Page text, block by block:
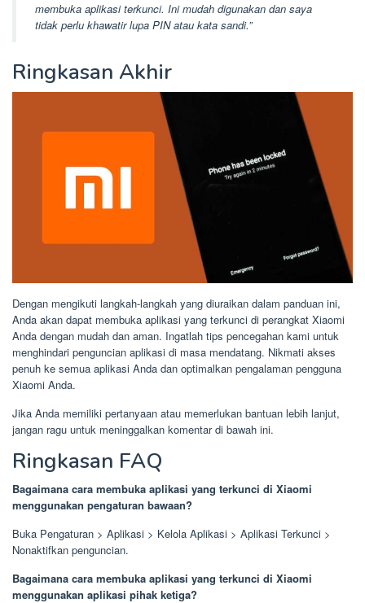
membuka aplikasi terkunci. Ini mudah digunakan dan saya
tidak perlu khawatir lupa PIN atau kata sandi.”
Ringkasan Akhir
Dengan mengikuti langkah-langkah yang diuraikan dalam panduan ini,
Anda akan dapat membuka aplikasi yang terkunci di perangkat Xiaomi
Anda dengan mudah dan aman. Ingatlah tips pencegahan kami untuk
menghindari penguncian aplikasi di masa mendatang. Nikmati akses
penuh ke semua aplikasi Anda dan optimalkan pengalaman pengguna
Xiaomi Anda.
Jika Anda memiliki pertanyaan atau memerlukan bantuan lebih lanjut,
jangan ragu untuk meninggalkan komentar di bawah ini.
Ringkasan FAQ
Bagaimana cara membuka aplikasi yang terkunci di Xiaomi
menggunakan pengaturan bawaan?
Buka Pengaturan > Aplikasi > Kelola Aplikasi > Aplikasi Terkunci >
Nonaktifkan penguncian.
Bagaimana cara membuka aplikasi yang terkunci di Xiaomi
menggunakan aplikasi pihak ketiga?